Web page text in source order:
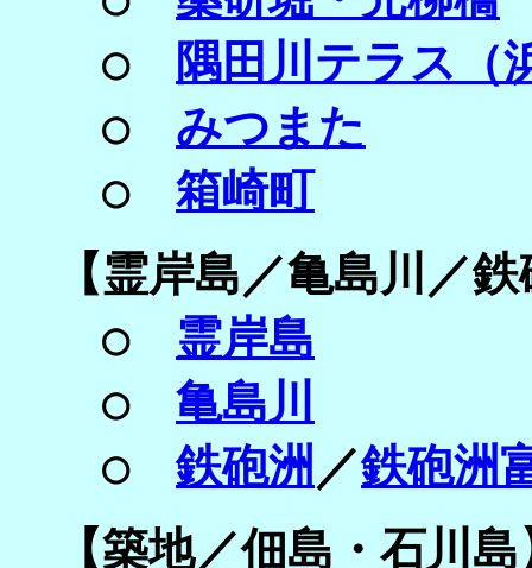
○
隅田川テラス（
○ みつまた
○ 箱崎町
【霊岸島／亀島川／鉄
○ 霊岸島
○ 亀島川
○鉄砲洲 ／鉄砲洲
【築地／佃島・ 石川島